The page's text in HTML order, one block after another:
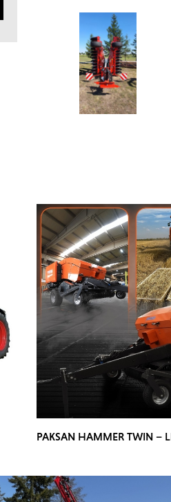
PAKSAN HAMMER TWIN –